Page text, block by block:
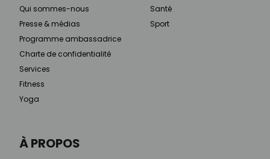
À PROPOS
Qui sommes-nous
Presse & médias
Programme ambassadrice
Charte de confidentialité
Services
Fitness
Yoga
Santé
Sport